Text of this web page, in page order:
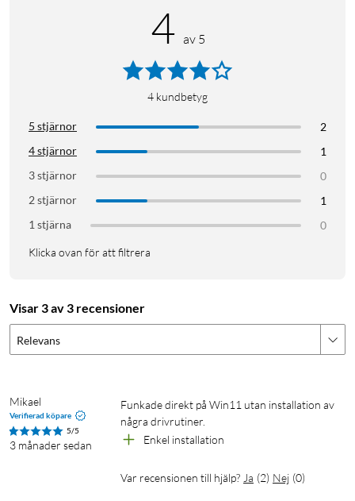
4 av 5
4 kundbetyg
5 stjärnor
2
4 stjärnor
1
3 stjärnor
0
2 stjärnor
1
1 stjärna
0
Klicka ovan för att filtrera
Visar 3 av 3 recensioner
Relevans
Mikael
Verifierad köpare
5/5
3 månader sedan
Funkade direkt på Win11 utan installation av
några drivrutiner.
Enkel installation
Var recensionen till hjälp? Ja (2) Nej (0)